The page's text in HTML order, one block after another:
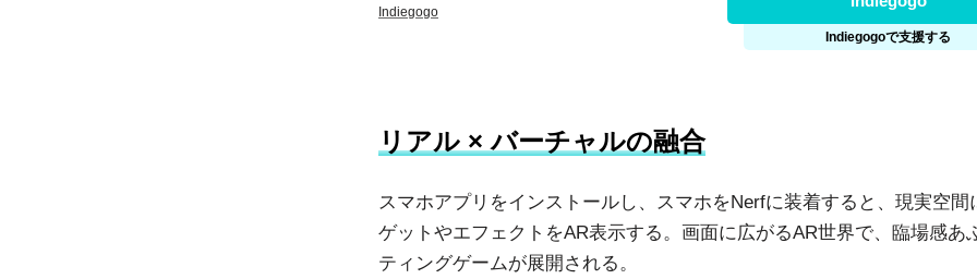
Indiegogo
Indiegogoで支援する
リアル × バーチャルの融合
スマホアプリをインストールし、スマホをNerfに装着すると、現実空間
ゲットやエフェクトをAR表示する。画面に広がるAR世界で、臨場感あ
ティングゲームが展開される。